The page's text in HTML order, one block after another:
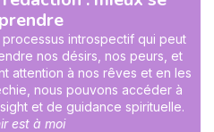
introspectif qui peut
nos désirs, nos peurs, et
attention à nos rêves et en les
nous pouvons accéder à
et de guidance spirituelle.
est à moi